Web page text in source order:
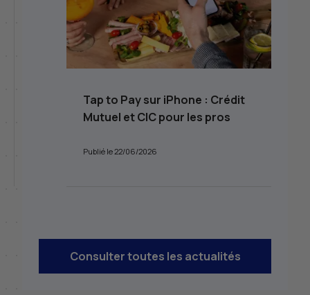
Tap to Pay sur iPhone : Crédit
Mutuel et CIC pour les pros
Publié le 22/06/2026
Consulter toutes les actualités